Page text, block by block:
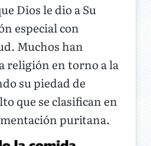
Dios le dio a Su
especial con
Muchos han
religión en torno a la
su piedad de
que se clasifican en
puritana.